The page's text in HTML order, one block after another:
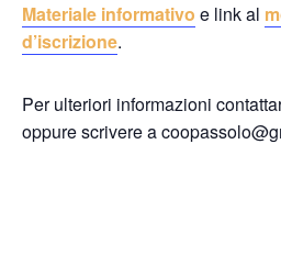
Materiale informativo e link al
d’iscrizione.
Per ulteriori informazioni
oppure scrivere a